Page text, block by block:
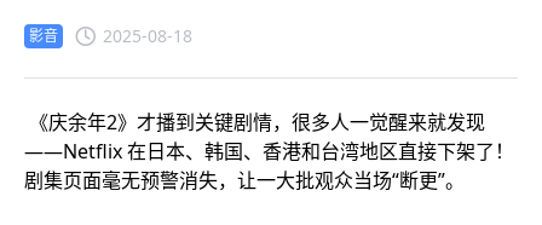
影音 2025-08-18
《庆余年2》才播到关键剧情，很多人一觉醒来就发现
——Netflix 在日本、韩国、香港和台湾地区直接下架了！
剧集页面毫无预警消失，让一大批观众当场“断更”。